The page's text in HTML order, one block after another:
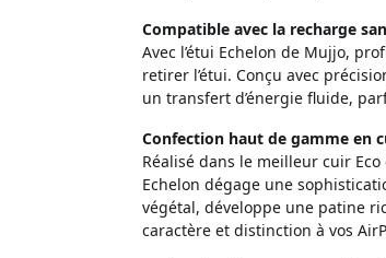
Compatible avec la recharge
Avec l’étui Echelon de Mujjo,
retirer l’étui. Conçu avec
un transfert d’énergie fluide,
Confection haut de gamme en
Réalisé dans le meilleur cuir
Echelon dégage une
végétal, développe une patine
caractère et distinction à vos